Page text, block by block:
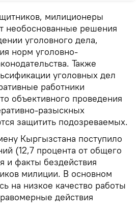
милиционеры
необоснованные решения
уголовного дела,
норм уголовно-
Также
уголовных дел
работники
объективного проведения
разыскных
защитить подозреваемых.
Кыргызстана поступило
(12,7 процента от общего
и факты бездействия
милиции. В основном
на низкое качество работы
действия